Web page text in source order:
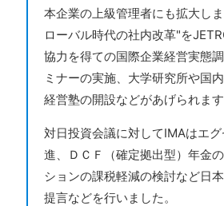
本企業の上級管理者にも拡大し
ローバル時代の社内改革"を
協力を得ての国際企業経営実態
ミナーの実施、大学研究所や国
経営塾の開設などがあげられます
対日投資会議に対してIMAはエ
進、ＤＣＦ（確定拠出型）年金
ションの課税軽減の検討など日
提言などを行いました。